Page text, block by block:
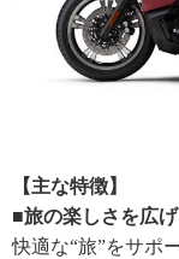
【主な特徴】
■旅の楽しさを広
快適な“旅”をサポ